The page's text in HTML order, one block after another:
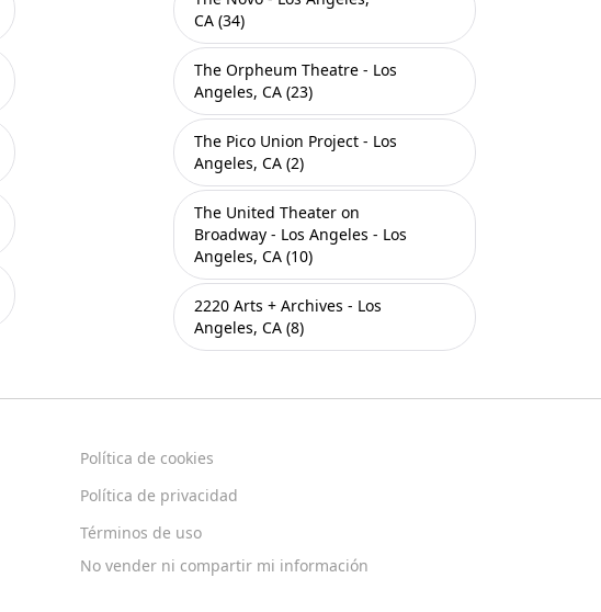
CA (34)
The Orpheum Theatre - Los
Angeles, CA (23)
The Pico Union Project - Los
Angeles, CA (2)
The United Theater on
Broadway - Los Angeles - Los
Angeles, CA (10)
2220 Arts + Archives - Los
Angeles, CA (8)
Política de cookies
Política de privacidad
Términos de uso
No vender ni compartir mi información